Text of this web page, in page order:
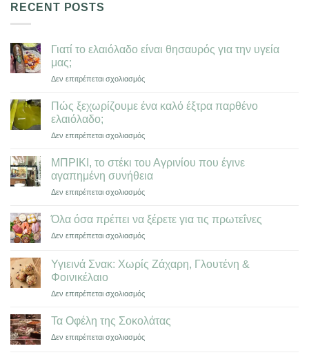
RECENT POSTS
Γιατί το ελαιόλαδο είναι θησαυρός για την υγεία
μας;
Δεν επιτρέπεται σχολιασμόςστο
το
θησαυρός
την
υγεία
Πώς ξεχωρίζoυμε ένα καλό έξτρα παρθένο
ελαιόλαδο;
Δεν επιτρέπεται σχολιασμόςστο
ξεχωρίζoυμε
καλό
έξτρα
ελαιόλαδο;
ΜΠΡΙΚΙ, το στέκι του Αγρινίου που έγινε
αγαπημένη συνήθεια
Δεν επιτρέπεται σχολιασμόςστο
το
στέκι
του
που
συνήθεια
Όλα όσα πρέπει να ξέρετε για τις πρωτεΐνες
Δεν επιτρέπεται σχολιασμόςστο
όσα
πρέπει
ξέρετε
τις
πρωτεΐνες
Υγιεινά Σνακ: Χωρίς Ζάχαρη, Γλουτένη &
Φοινικέλαιο
Δεν επιτρέπεται σχολιασμόςστο
Σνακ:
Ζάχαρη,
Τα Οφέλη της Σοκολάτας
Δεν επιτρέπεται σχολιασμόςστο